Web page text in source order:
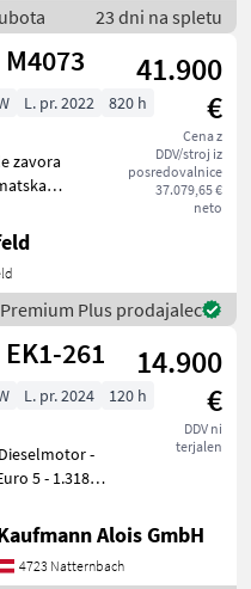
Allrad23 dni na spletu
41.900
€
Cena z
DDV/stroj iz
posredovalnice
37.079,65 €
neto
L. pr. 2022 820 h
zavora
traktor
Premium Plus prodajalec
261
14.900
€
DDV ni
terjalen
L. pr. 2024 120 h
-
5 - 1.318
-
zuschaltbar -
18, 2 km/h -
Alois GmbH
4723 Natternbach